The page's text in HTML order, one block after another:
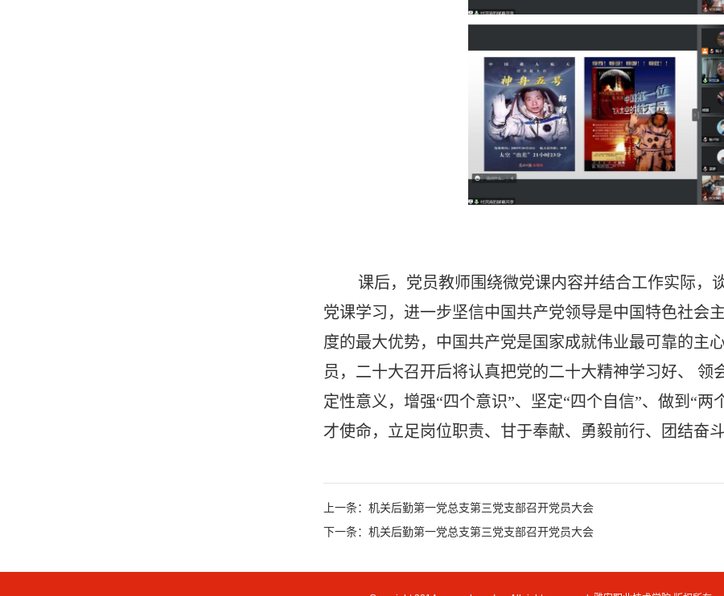
课后，党员教师围绕微党课内容并结合工作实际，
党课学习，进一步坚信中国共产党领导是中国特色社会
度的最大优势，中国共产党是国家成就伟业最可靠的主
员，二十大召开后将认真把党的二十大精神学习好、
领
定性意义，增强“四个意识”、坚定“四个自信”、做到“两
才使命，立足岗位职责、甘于奉献、勇毅前行、团结奋
上一条：机关后勤第一党总支第三党支部召开党员大会
下一条：机关后勤第一党总支第三党支部召开党员大会